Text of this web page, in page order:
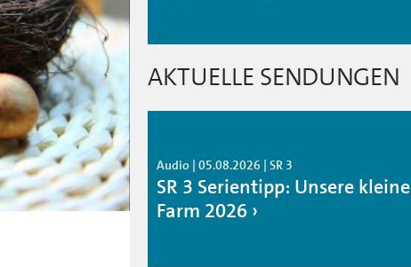
AKTUELLE SENDUNGEN
Audio | 05.08.2026 | SR 3
SR 3 Serientipp: Unsere kleine
Farm 2026